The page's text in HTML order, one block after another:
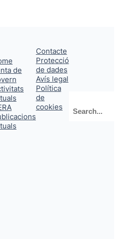
de
Contacte
Protecció
de dades
Avís legal
Política
de
cookies